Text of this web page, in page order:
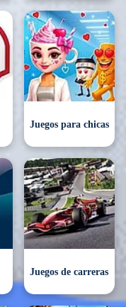
Juegos para chicas
Juegos de carreras